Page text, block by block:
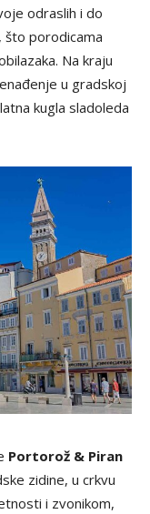
odraslih i do
što porodicama
Na kraju
u gradskoj
kugla sladoleda
Portorož & Piran
zidine, u crkvu
i zvonikom,